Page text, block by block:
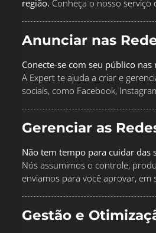
região. Conheça o nosso
Anunciar nas
Conecte-se com seu público nas
A Expert te ajuda a criar e
sociais, como Facebook,
Gerenciar as
Não tem tempo para cuidar das
Nós assumimos o controle,
enviamos para você aprovar, em
Gestão e